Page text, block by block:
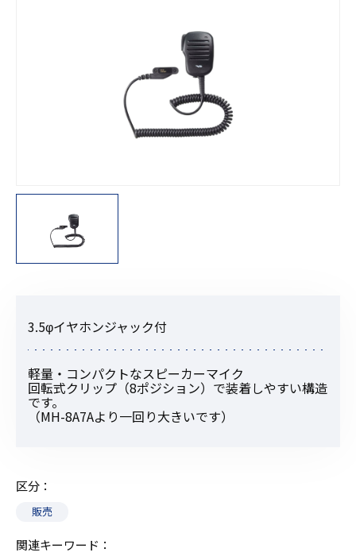
3.5φイヤホンジャック付
軽量・コンパクトなスピーカーマイク
回転式クリップ（8ポジション）で装着しやすい構造
です。
（MH-8A7Aより一回り大きいです）
区分
販売
関連キーワード